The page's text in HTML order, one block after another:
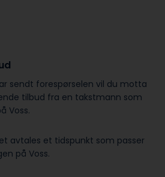
sendt forespørselen vil du motta
tilbud fra en takstmann som
Voss.
avtales et tidspunkt som passer
på Voss.